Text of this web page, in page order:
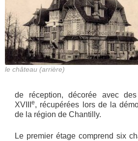
le château (arrière)
de réception, décorée avec
XVIII
e, récupérées lors de la
de la région de Chantilly.
Le premier étage comprend six